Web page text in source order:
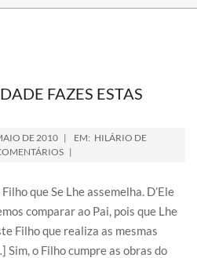
FAZES ESTAS
DE 2010 EM: HILÁRIO DE
que Se Lhe assemelha. D’Ele
comparar ao Pai, pois que Lhe
Filho que realiza as mesmas
Sim, o Filho cumpre as obras do